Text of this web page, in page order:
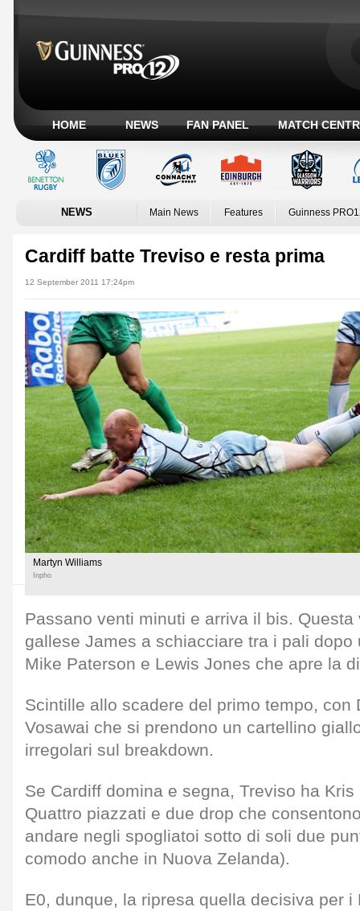
HOME NEWS FAN PANEL MATCH
NEWS Main News Features Guinness
Cardiff batte Treviso e resta prima
12 September 2011 17:24pm
Martyn Williams
Inpho
Passano venti minuti e arriva il bis.
gallese James a schiacciare tra i pali dopo
Mike Paterson e Lewis Jones che apre la
Scintille allo scadere del primo tempo, con
Vosawai che si prendono un cartellino
irregolari sul breakdown.
Se Cardiff domina e segna, Treviso ha
Quattro piazzati e due drop che
andare negli spogliatoi sotto di soli due
comodo anche in Nuova Zelanda).
E0, dunque, la ripresa quella decisiva per i